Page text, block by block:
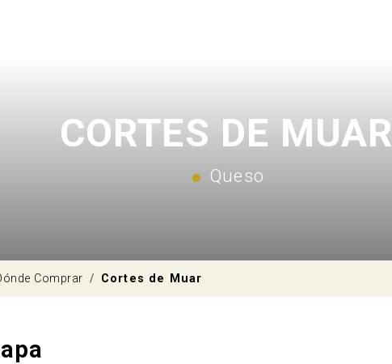
CORTES DE MUAR
Queso
Comprar Cortes de Muar